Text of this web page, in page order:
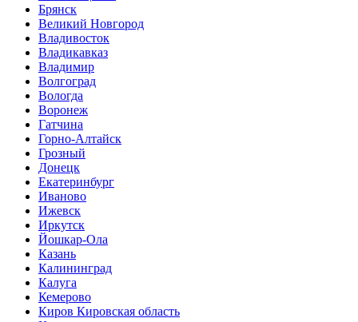
Брянск
Великий Новгород
Владивосток
Владикавказ
Владимир
Волгоград
Вологда
Воронеж
Гатчина
Горно-Алтайск
Грозный
Донецк
Екатеринбург
Иваново
Ижевск
Иркутск
Йошкар-Ола
Казань
Калининград
Калуга
Кемерово
Киров Кировская область